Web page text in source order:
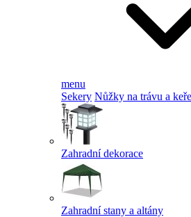
menu
Sekery Nůžky na trávu a keře
Zahradní dekorace
Zahradní stany a altány